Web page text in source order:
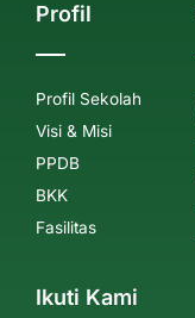
Profil
Profil Sekolah
Visi & Misi
PPDB
BKK
Fasilitas
Ikuti Kami